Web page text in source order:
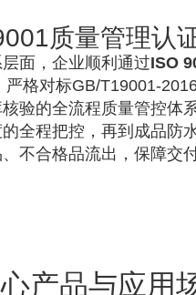
质量管理认
面，企业顺利通过ISO
严格对标GB/T19001-
验的全流程质量管控体
全程把控，再到成品防
不合格品流出，保障交
产品与应用